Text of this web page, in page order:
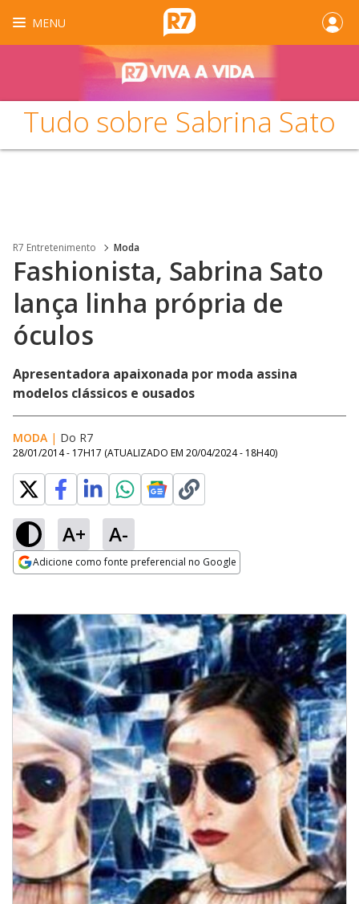
MENU
Tudo sobre Sabrina Sato
R7 Entretenimento Moda
Fashionista, Sabrina Sato
lança linha própria de
óculos
Apresentadora apaixonada por moda assina
modelos clássicos e ousados
MODA | Do R7
28/01/2014 - 17H17 (ATUALIZADO EM 20/04/2024 - 18H40)
A+ A-
Adicione como fonte preferencial no Google